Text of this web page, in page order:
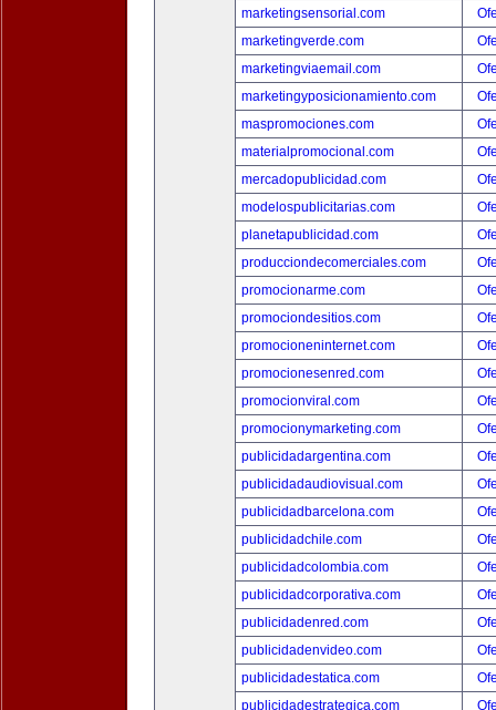
marketingsensorial.com
marketingverde.com
marketingviaemail.com
marketingyposicionamiento.com
maspromociones.com
materialpromocional.com
mercadopublicidad.com
modelospublicitarias.com
planetapublicidad.com
producciondecomerciales.com
promocionarme.com
promociondesitios.com
promocioneninternet.com
promocionesenred.com
promocionviral.com
promocionymarketing.com
publicidadargentina.com
publicidadaudiovisual.com
publicidadbarcelona.com
publicidadchile.com
publicidadcolombia.com
publicidadcorporativa.com
publicidadenred.com
publicidadenvideo.com
publicidadestatica.com
publicidadestrategica.com